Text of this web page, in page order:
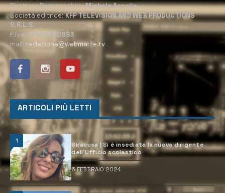
Direttore Responsabile:Michele Accolla
Società editrice:KFP TELEVISION AND WEB PRODUCTIONS
S.R.L.S.
P.Iva: 02184950893
mail: redazione@webmarte.tv
ARTICOLI PIÙ LETTI
1
Siracusa | Si è insediata la nuova dirigente
dell’Ufficio scolastico
6 FEBBRAIO 2024